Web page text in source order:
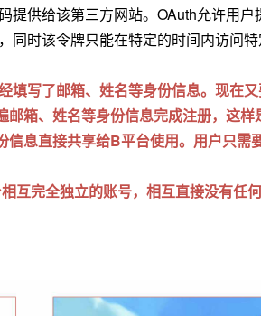
提供给该第三方网站。OAuth允许用
时该令牌只能在特定的时间内访问特
写了邮箱、姓名等身份信息。现在
箱、姓名等身份信息完成注册，这样
息直接共享给B平台使用。用户只需
完全独立的账号，相互直接没有任何